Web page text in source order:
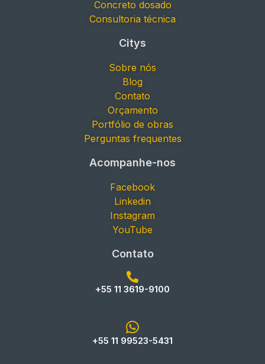
Concreto dosado
Consultoria técnica
Citys
Sobre nós
Blog
Contato
Orçamento
Portfólio de obras
Perguntas frequentes
Acompanhe-nos
Facebook
Linkedin
Instagram
YouTube
Contato
+55 11 3619-9100
+55 11 99523-5431